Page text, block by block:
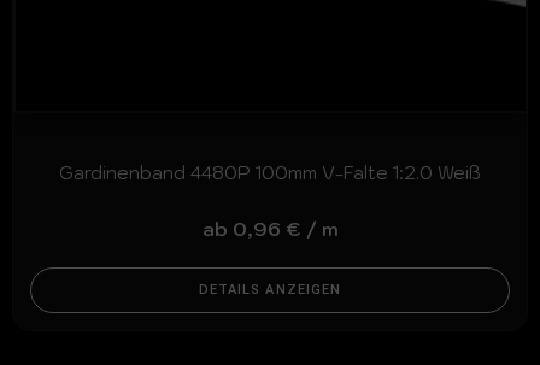
Gardinenband 4480P 100mm V-Falte 1:2.0 Weiß
ab 0,96 € / m
DETAILS ANZEIGEN